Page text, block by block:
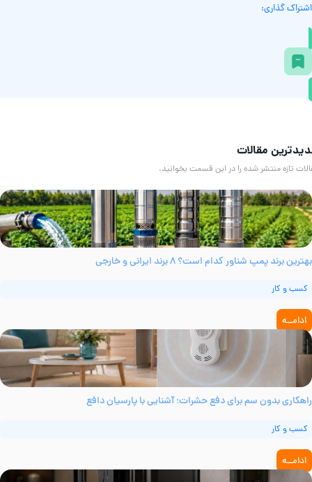
گذاری:
مقالات
تازه منتشر شده را در این قسمت بخوانید.
برند پمپ شناور کدام است؟ ۸ برند ایرانی و خارجی
کسب و کار
ادامــه
بدون سم برای دفع حشرات؛ آشنایی با پارسیان دافع
کسب و کار
ادامــه